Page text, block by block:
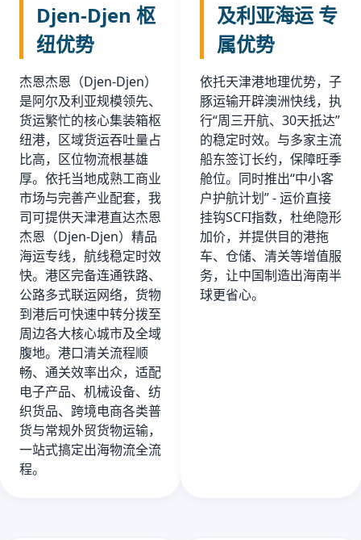
Djen-Djen 枢
纽优势
杰恩杰恩（Djen-Djen）
是阿尔及利亚规模领先、
货运繁忙的核心集装箱枢
纽港，区域货运吞吐量占
比高，区位物流根基雄
厚。依托当地成熟工商业
市场与完善产业配套，我
司可提供天津港直达杰恩
杰恩（Djen-Djen）精品
海运专线，航线稳定时效
快。港区完备连通铁路、
公路多式联运网络，货物
到港后可快速中转分拨至
周边各大核心城市及全域
腹地。港口清关流程顺
畅、通关效率出众，适配
电子产品、机械设备、纺
织货品、跨境电商各类普
货与常规外贸货物运输，
一站式搞定出海物流全流
程。
及利亚海运 专
属优势
依托天津港地理优势，子
豚运输开辟澳洲快线，执
行“周三开航、30天抵达”
的稳定时效。与多家主流
船东签订长约，保障旺季
舱位。同时推出“中小客
户护航计划” - 运价直接
挂钩SCFI指数，杜绝隐形
加价，并提供目的港拖
车、仓储、清关等增值服
务，让中国制造出海南半
球更省心。